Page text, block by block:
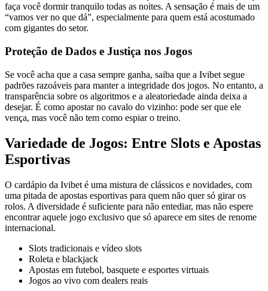
faça você dormir tranquilo todas as noites. A sensação é mais de um
“vamos ver no que dá”, especialmente para quem está acostumado
com gigantes do setor.
Proteção de Dados e Justiça nos Jogos
Se você acha que a casa sempre ganha, saiba que a Ivibet segue
padrões razoáveis para manter a integridade dos jogos. No entanto, a
transparência sobre os algoritmos e a aleatoriedade ainda deixa a
desejar. É como apostar no cavalo do vizinho: pode ser que ele
vença, mas você não tem como espiar o treino.
Variedade de Jogos: Entre Slots e Apostas
Esportivas
O cardápio da Ivibet é uma mistura de clássicos e novidades, com
uma pitada de apostas esportivas para quem não quer só girar os
rolos. A diversidade é suficiente para não entediar, mas não espere
encontrar aquele jogo exclusivo que só aparece em sites de renome
internacional.
Slots tradicionais e vídeo slots
Roleta e blackjack
Apostas em futebol, basquete e esportes virtuais
Jogos ao vivo com dealers reais